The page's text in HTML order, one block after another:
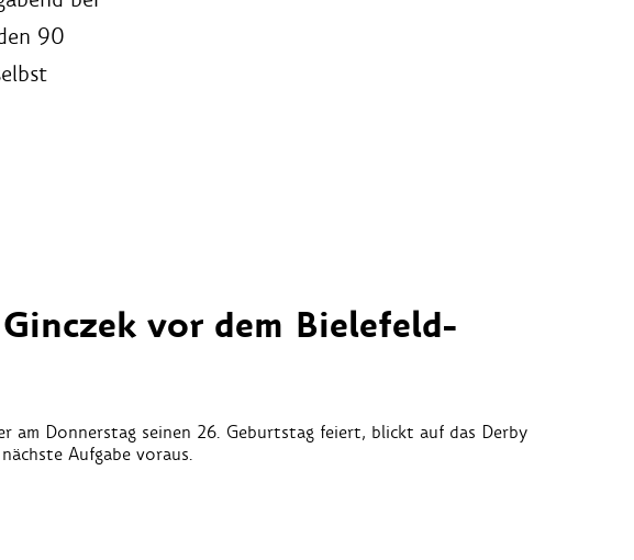
90
vor dem Bielefeld-
am Donnerstag seinen 26. Geburtstag feiert, blickt auf das Derby
Aufgabe voraus.